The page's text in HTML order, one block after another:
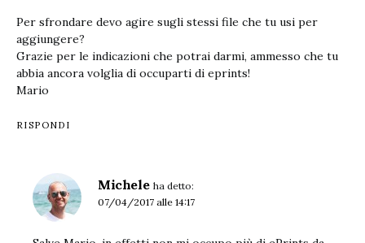
Per sfrondare devo agire sugli stessi file che tu usi per
aggiungere?
Grazie per le indicazioni che potrai darmi, ammesso che tu
abbia ancora volglia di occuparti di eprints!
Mario
RISPONDI
Michele ha detto:
07/04/2017 alle 14:17